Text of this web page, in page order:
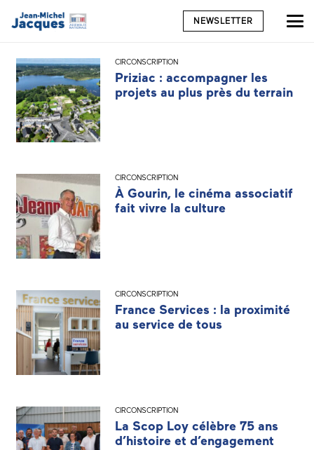
NEWSLETTER
CIRCONSCRIPTION
Priziac : accompagner les
projets au plus près du terrain
CIRCONSCRIPTION
À Gourin, le cinéma associatif
fait vivre la culture
CIRCONSCRIPTION
France Services : la proximité
au service de tous
CIRCONSCRIPTION
La Scop Loy célèbre 75 ans
d’histoire et d’engagement